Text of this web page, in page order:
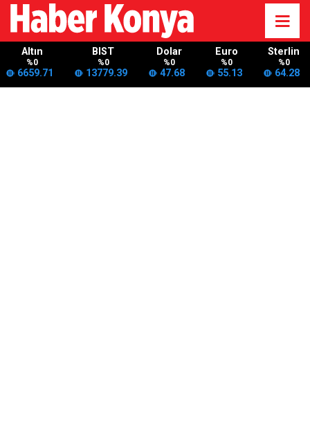
Altın
%0
6659.71
BIST
%0
13779.39
Dolar
%0
47.68
Euro
%0
55.13
Sterlin
%0
64.28